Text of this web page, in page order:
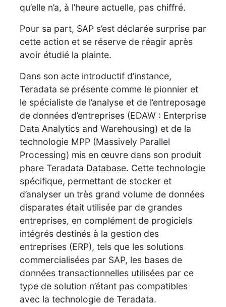
qu’elle n’a, à l’heure actuelle, pas chiffré.
Pour sa part, SAP s’est déclarée surprise par
cette action et se réserve de réagir après
avoir étudié la plainte.
Dans son acte introductif d’instance,
Teradata se présente comme le pionnier et
le spécialiste de l’analyse et de l’entreposage
de données d’entreprises (EDAW : Enterprise
Data Analytics and Warehousing) et de la
technologie MPP (Massively Parallel
Processing) mis en œuvre dans son produit
phare Teradata Database. Cette technologie
spécifique, permettant de stocker et
d’analyser un très grand volume de données
disparates était utilisée par de grandes
entreprises, en complément de progiciels
intégrés destinés à la gestion des
entreprises (ERP), tels que les solutions
commercialisées par SAP, les bases de
données transactionnelles utilisées par ce
type de solution n’étant pas compatibles
avec la technologie de Teradata.